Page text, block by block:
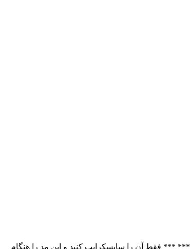
*** فقط آن را سابسکرایب کنید و این مد را هنگام